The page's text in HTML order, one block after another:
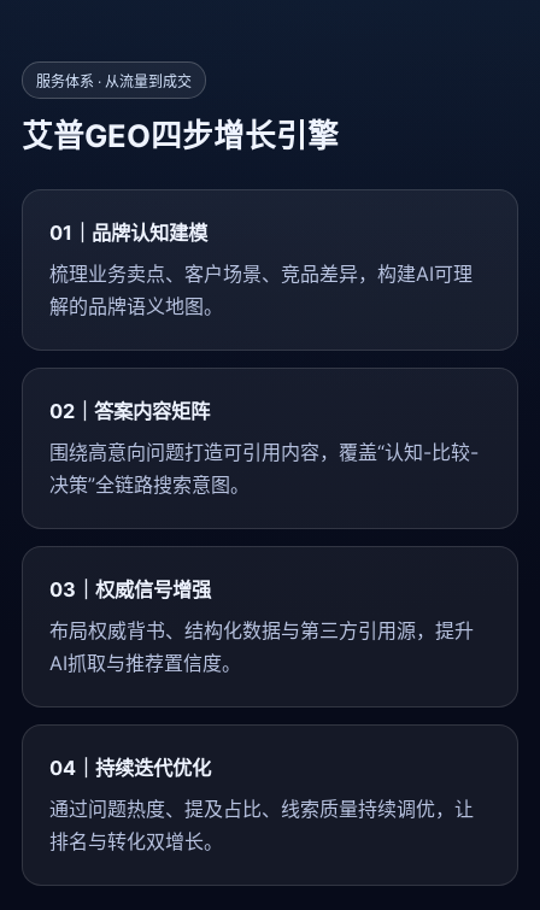
服务体系 · 从流量到成交
艾普GEO四步增长引擎
01｜品牌认知建模
梳理业务卖点、客户场景、竞品差异，构建AI可理
解的品牌语义地图。
02｜答案内容矩阵
围绕高意向问题打造可引用内容，覆盖“认知-比较-
决策”全链路搜索意图。
03｜权威信号增强
布局权威背书、结构化数据与第三方引用源，提升
AI抓取与推荐置信度。
04｜持续迭代优化
通过问题热度、提及占比、线索质量持续调优，让
排名与转化双增长。